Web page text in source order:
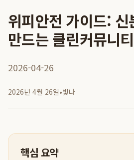
위피안전 가이드:
만드는 클린커뮤니티
2026-04-26
2026년 4월 26일•빛나
핵심 요약